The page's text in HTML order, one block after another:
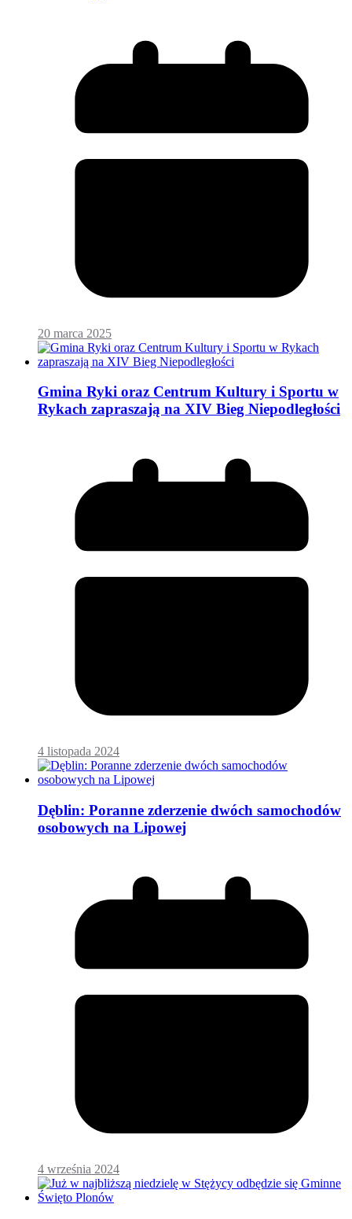
20 marca 2025
Gmina Ryki oraz Centrum Kultury i Sportu w
Rykach zapraszają na XIV Bieg Niepodległości
4 listopada 2024
Dęblin: Poranne zderzenie dwóch samochodów
osobowych na Lipowej
4 września 2024